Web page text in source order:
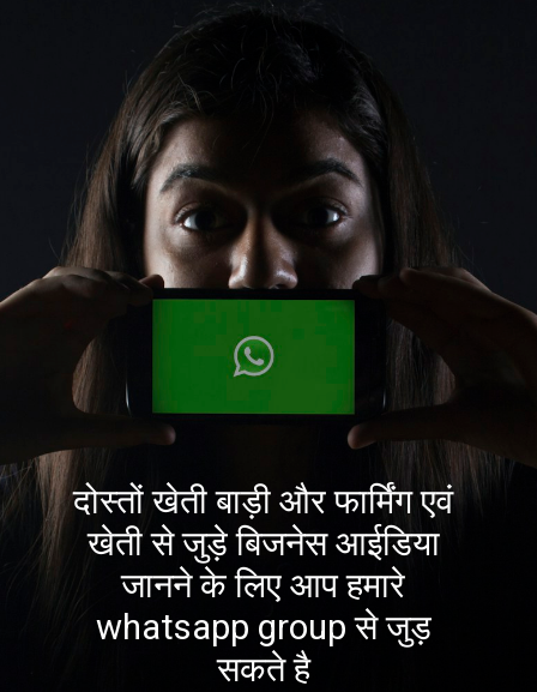
दोस्तों खेती बाड़ी और फार्मिंग एवं
खेती से जुड़े बिजनेस आईडिया
जानने के लिए आप हमारे
whatsapp group से जुड़
सकते है